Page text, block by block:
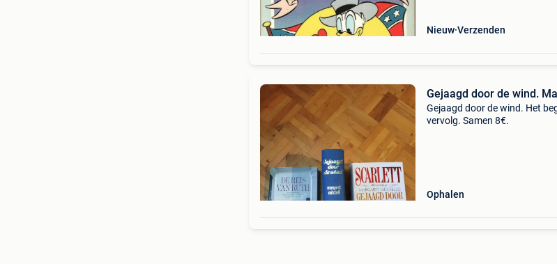
Nieuw Verzenden
Gejaagd door de wind.
Gejaagd door de wind. Het
vervolg. Samen 8€.
Ophalen